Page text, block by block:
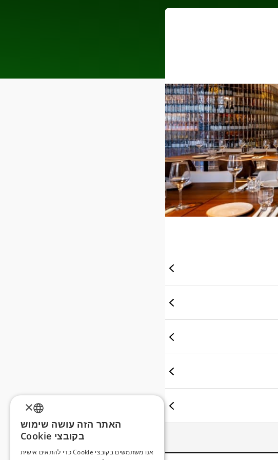
ENGLISH
×
האתר הזה עושה שימוש
בקובצי Cookie
אנו משתמשים בקובצי Cookie כדי להתאים אישית